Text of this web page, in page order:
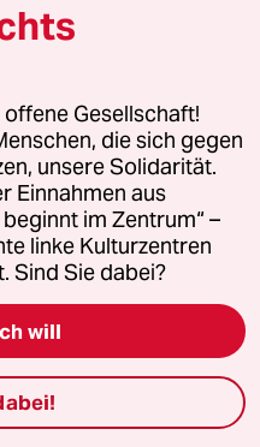
Gesellschaft!
die sich gegen
unsere Solidarität.
Einnahmen aus
im Zentrum“ –
linke Kulturzentren
Sind Sie dabei?
will